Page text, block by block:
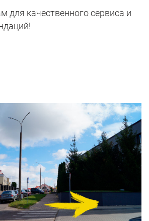
для качественного сервиса и